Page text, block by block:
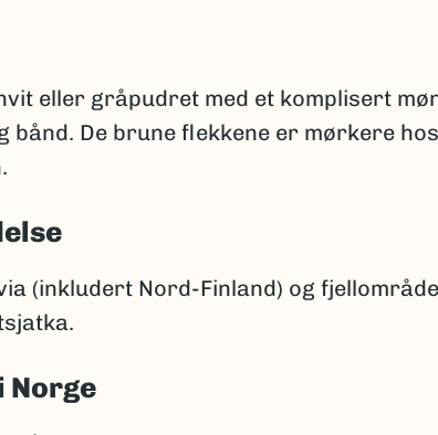
eller gråpudret med et komplisert
bånd. De brune flekkene er mørkere
(inkludert Nord-Finland) og
Norge